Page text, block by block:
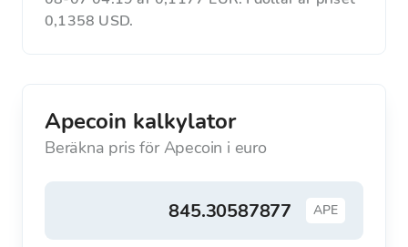
0,1358 USD.
Apecoin kalkylator
Beräkna pris för Apecoin i euro
APE